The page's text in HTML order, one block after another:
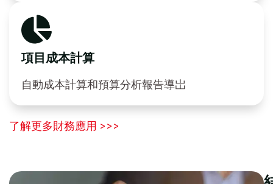
項目成本計算
自動成本計算和預算分析報告導岀
了解更多財務應用 >>>